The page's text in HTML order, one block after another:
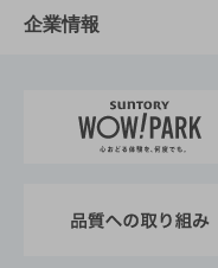
栄養成分一覧
工場見学
地域情報
サントリーホール
サントリーサンバー
サステナビリティ
サントリーが考え
企業情報
企業概要